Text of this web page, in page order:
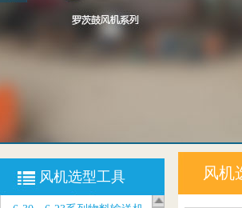
风机选型工具 风机